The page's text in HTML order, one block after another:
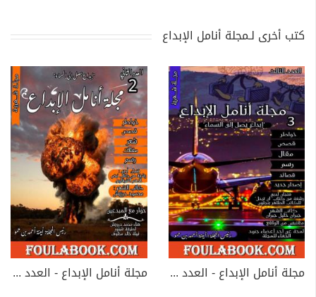
كتب أخرى لـمجلة أنامل الإبداع
مجلة أنامل الإبداع - العدد الثالث مجلة أنامل الإبداع - العدد الثاني